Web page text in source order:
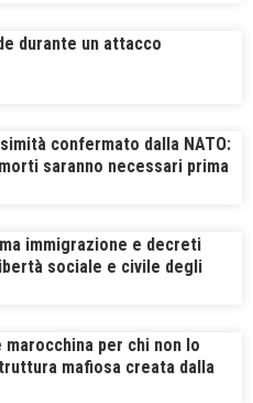
durante un attacco
confermato dalla NATO:
saranno necessari prima
decidano di prendere atto
immigrazione e decreti
sociale e civile degli
italiani rinuncia a fare figli
marocchina per chi non lo
mafiosa creata dalla
dal Mossad